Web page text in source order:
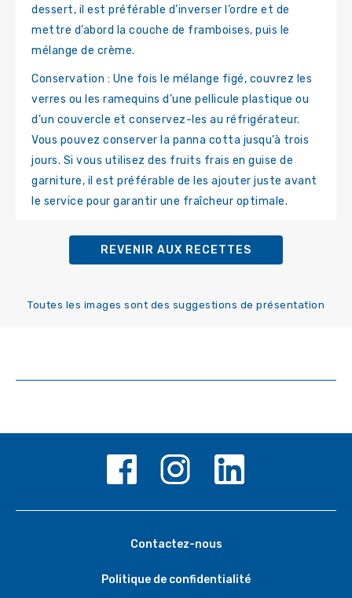
dessert, il est préférable d’inverser l’ordre et de
mettre d’abord la couche de framboises, puis le
mélange de crème.
Conservation : Une fois le mélange figé, couvrez les
verres ou les ramequins d’une pellicule plastique ou
d’un couvercle et conservez-les au réfrigérateur.
Vous pouvez conserver la panna cotta jusqu’à trois
jours. Si vous utilisez des fruits frais en guise de
garniture, il est préférable de les ajouter juste avant
le service pour garantir une fraîcheur optimale.
REVENIR AUX RECETTES
Toutes les images sont des suggestions de présentation
Contactez-nous
Politique de confidentialité